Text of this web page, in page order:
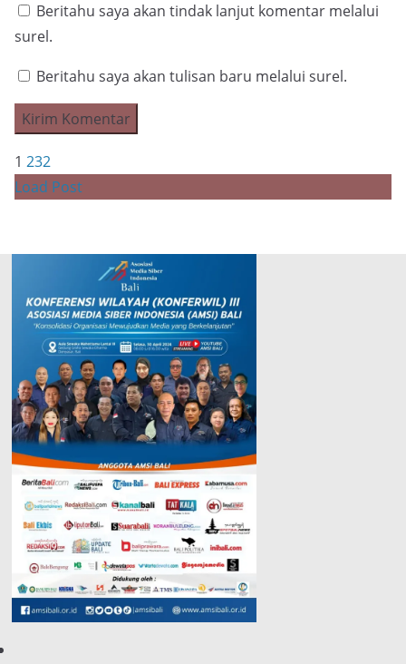
Beritahu saya akan tindak lanjut komentar melalui
surel.
Beritahu saya akan tulisan baru melalui surel.
1 232
Load Post